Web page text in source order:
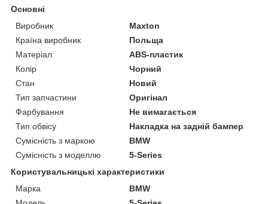
Основні
Виробник
Maxton
Країна виробник
Польща
Матеріал
ABS-пластик
Колір
Чорний
Стан
Новий
Тип запчастини
Оригінал
Фарбування
Не вимагається
Тип обвісу
Накладка на задній бампер
Сумісність з маркою
BMW
Сумісність з моделлю
5-Series
Користувальницькі характеристики
Марка
BMW